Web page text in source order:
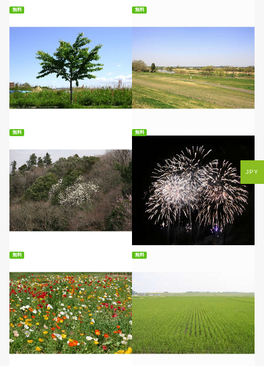
無料
無料ダウンロード
無料
無料ダウンロード
無料
無料ダウンロード
無料
無料ダウンロード
無料
無料ダウンロード
無料
無料ダウンロード
JPY